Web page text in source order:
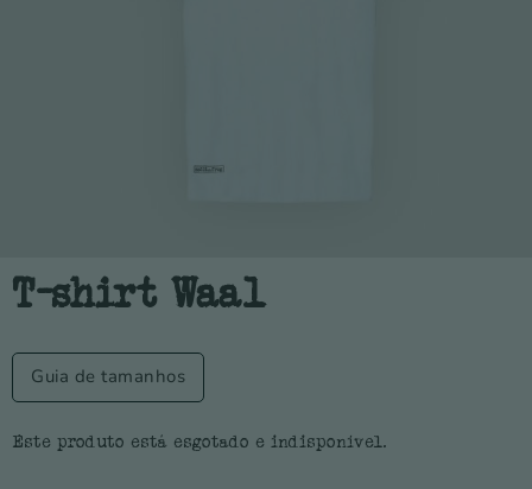
T-shirt Waal
Guia de tamanhos
Este produto está esgotado e indisponível.